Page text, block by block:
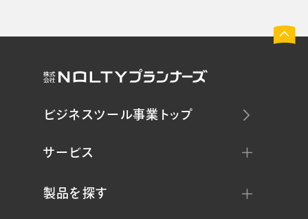
ビジネスツール事業トップ
サービス
製品を探す